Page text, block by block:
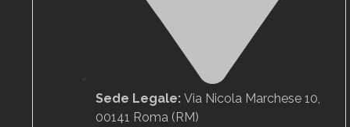
Sede Legale: Via Nicola Marchese 10,
00141 Roma (RM)